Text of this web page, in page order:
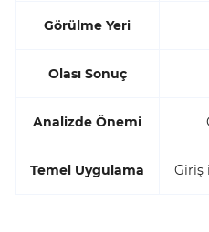
Görülme Yeri
Olası Sonuç
Analizde Önemi
Temel Uygulama Giriş